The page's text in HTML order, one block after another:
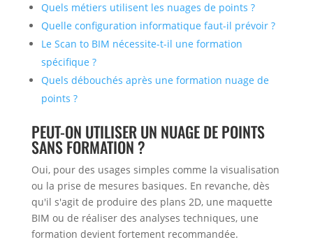
Quels métiers utilisent les nuages de points ?
Quelle configuration informatique faut-il prévoir ?
Le Scan to BIM nécessite-t-il une formation
spécifique ?
Quels débouchés après une formation nuage de
points ?
PEUT-ON UTILISER UN NUAGE DE POINTS
SANS FORMATION ?
Oui, pour des usages simples comme la visualisation
ou la prise de mesures basiques. En revanche, dès
qu'il s'agit de produire des plans 2D, une maquette
BIM ou de réaliser des analyses techniques, une
formation devient fortement recommandée.